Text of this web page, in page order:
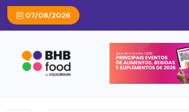
07/08/2026